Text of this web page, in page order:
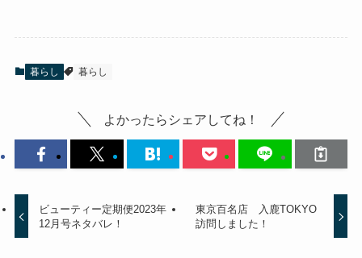
暮らし 暮らし
よかったらシェアしてね！
ビューティー定期便2023年
12月号ネタバレ！
東京百名店 入鹿TOKYO
訪問しました！